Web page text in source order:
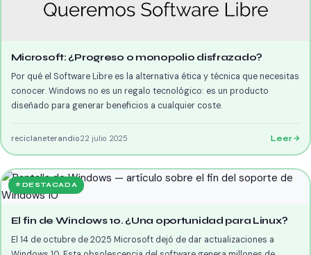
Microsoft: ¿Progreso o monopolio disfrazado?
Por qué el Software Libre es la alternativa ética y técnica que necesitas
conocer. Windows no es un regalo tecnológico: es un producto
diseñado para generar beneficios a cualquier coste.
reciclaneterandio22 julio 2025 Leer
⭐ DESTACADA
El fin de Windows 10. ¿Una oportunidad para Linux?
El 14 de octubre de 2025 Microsoft dejó de dar actualizaciones a